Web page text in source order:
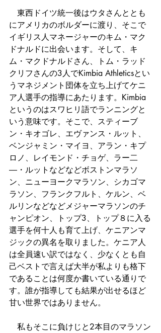
東西ドイツ統一後はウタさんととも
にアメリカのボルダーに渡り、そこで
イギリス人マネージャーのキム・マク
ドナルドに出会います。そして、キ
ム・マクドナルドさん、トム・ラッド
クリフさんの3人でKimbia Athleticsとい
うマネジメント団体を立ち上げてケニ
ア人選手の指導にあたります。Kimbia
というのはスワヒリ語でランニングと
いう意味です。そこで、スティーブ
ン・キオゴレ、エヴァンス・ルット、
ベンジャミン・マイヨ、アラン・キプ
ロノ、レイモンド・チョゲ、ラー二
―・ルットなどなどボストンマラソ
ン、ニューヨークマラソン、シカゴマ
ラソン、フランクフルト、ケルン、ベ
ルリンなどなどメジャーマラソンのチ
ャンピオン、トップ3、トップ８に入る
選手を何十人も育て上げ、ケニアンマ
ジックの異名を取りました。ケニア人
は全員速い訳ではなく、少なくとも自
己ベストで言えば大半が私よりも格下
であることは何度か書いている通りで
す。誰が指導しても結果が出せるほど
甘い世界ではありません。
私もそこに負けじと2本目のマラソン